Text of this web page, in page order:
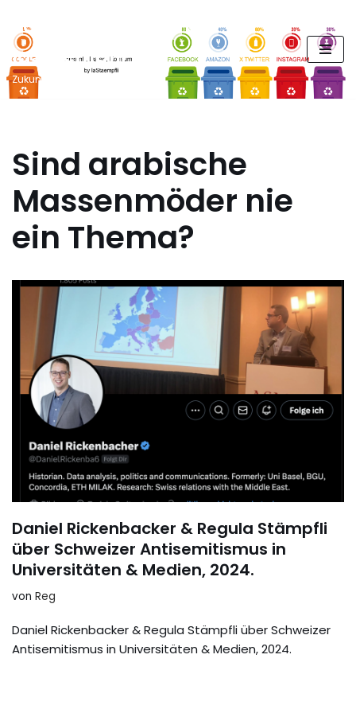
Zum
Inhalt
springen
FUTURE PODCAST by
laStaempfli
Zukunft, Daten, Konsum
Sind arabische
Massenmöder nie
ein Thema?
Daniel Rickenbacker & Regula Stämpfli
über Schweizer Antisemitismus in
Universitäten & Medien, 2024.
von Reg
Daniel Rickenbacker & Regula Stämpfli über Schweizer
Antisemitismus in Universitäten & Medien, 2024.